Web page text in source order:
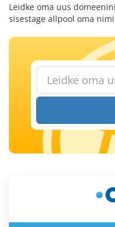
Leidke oma uus
sisestage allpool oma